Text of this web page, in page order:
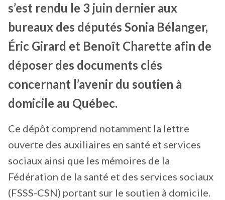
s’est rendu le 3 juin dernier aux
bureaux des députés Sonia Bélanger,
Éric Girard et Benoît Charette afin de
déposer des documents clés
concernant l’avenir du soutien à
domicile au Québec.
Ce dépôt comprend notamment la lettre
ouverte des auxiliaires en santé et services
sociaux ainsi que les mémoires de la
Fédération de la santé et des services sociaux
(FSSS-CSN) portant sur le soutien à domicile.